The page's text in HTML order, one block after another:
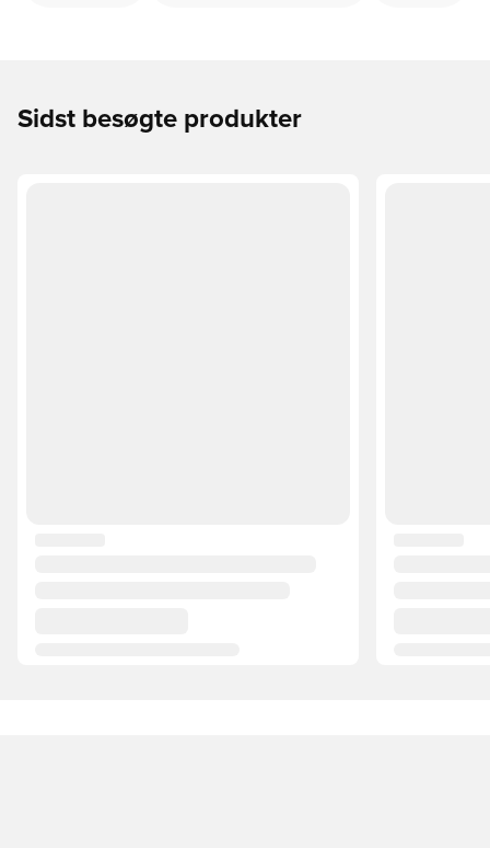
Sidst besøgte produkter